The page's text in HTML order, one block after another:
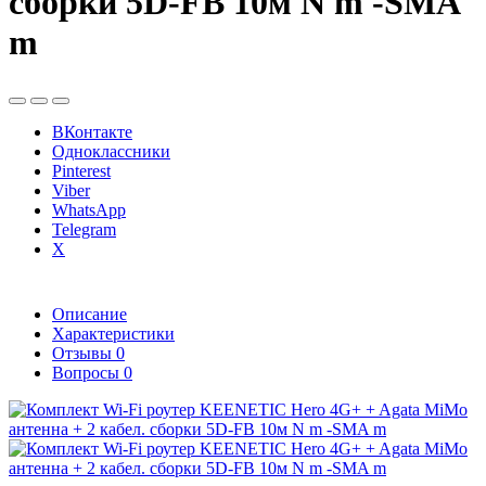
m
ВКонтакте
Одноклассники
Pinterest
Viber
WhatsApp
Telegram
X
Описание
Характеристики
Отзывы 0
Вопросы 0